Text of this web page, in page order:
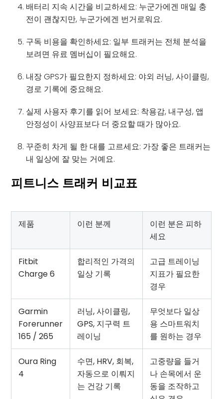
배터리 지속 시간을 비교하세요: 누군가에겐 매일 충
전이 괜찮지만, 누군가에겐 번거로워요.
구독 비용을 확인하세요: 일부 트래커는 전체 분석을
보려면 유료 멤버십이 필요해요.
내장 GPS가 필요한지 정하세요: 야외 러닝, 사이클링,
경로 기록에 중요해요.
실제 사용자 후기를 읽어 보세요: 착용감, 내구성, 앱
안정성이 사양표보다 더 중요할 때가 많아요.
꾸준히 차게 될 한 대를 고르세요: 가장 좋은 트래커는
내 일상에 잘 맞는 거예요.
피트니스 트래커 비교표
제품 이런 분께
이런 분은 피하
세요
Fitbit
Charge 6
합리적인 가격의
일상 기록
고급 트레이닝
지표가 필요한
경우
Garmin
Forerunner
165 / 265
러닝, 사이클링,
GPS, 지구력 트
레이닝
무엇보다 일상
용 스마트워치
를 원하는 경우
Oura Ring
4
수면, HRV, 회복,
자동으로 이뤄지
는 건강 기록
고중량을 들거
나 손목에서 운
동을 조작하고